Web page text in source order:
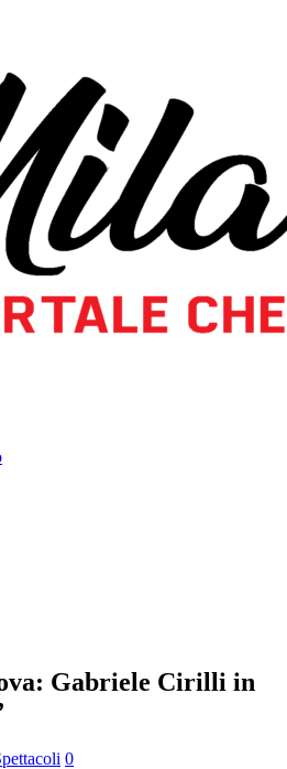
Gabriele Cirilli in
0